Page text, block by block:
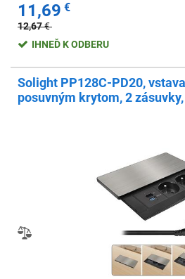
11,69 €
12,67€
IHNEĎ K ODBERU
Solight PP128C-PD20,
posuvným krytom, 2 zásuvky,